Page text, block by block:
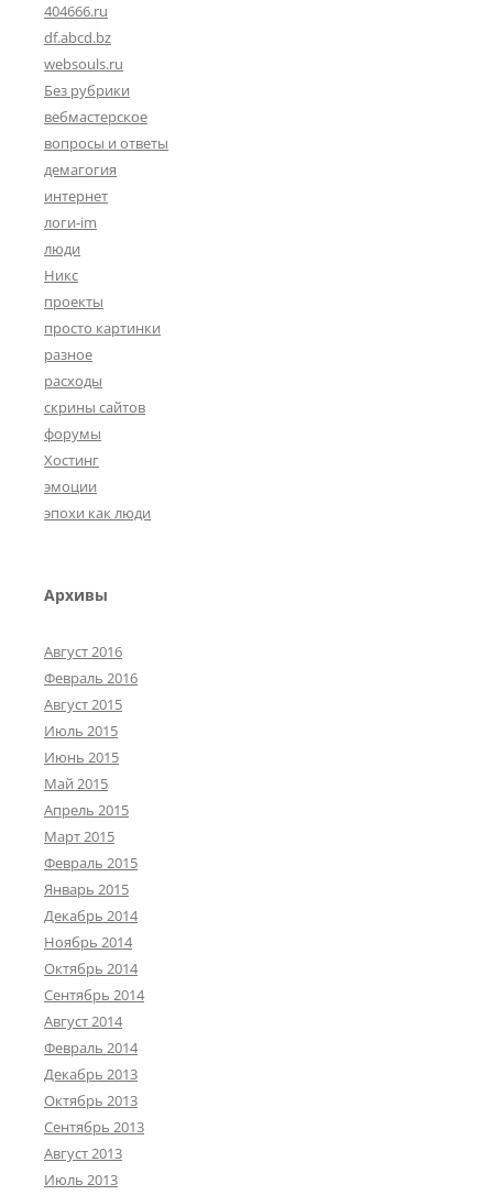
404666.ru
df.abcd.bz
websouls.ru
Без рубрики
вебмастерское
вопросы и ответы
демагогия
интернет
логи-im
люди
Никс
проекты
просто картинки
разное
расходы
скрины сайтов
форумы
Хостинг
эмоции
эпохи как люди
Архивы
Август 2016
Февраль 2016
Август 2015
Июль 2015
Июнь 2015
Май 2015
Апрель 2015
Март 2015
Февраль 2015
Январь 2015
Декабрь 2014
Ноябрь 2014
Октябрь 2014
Сентябрь 2014
Август 2014
Февраль 2014
Декабрь 2013
Октябрь 2013
Сентябрь 2013
Август 2013
Июль 2013